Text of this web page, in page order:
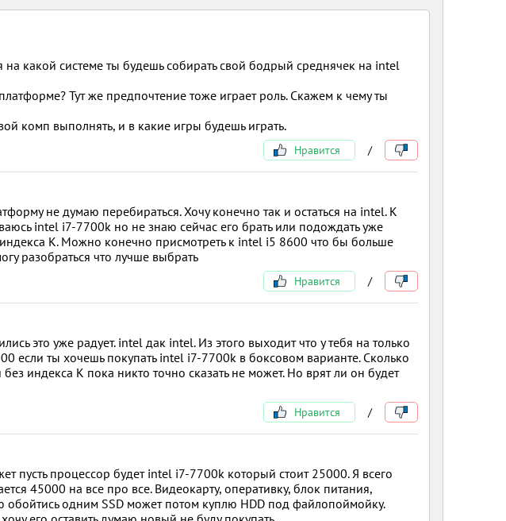
какой системе ты будешь собирать свой бодрый среднячек на intel
Тут же предпочтение тоже играет роль. Скажем к чему ты
комп выполнять, и в какие игры будешь играть.
Нравится /
не думаю перебираться. Хочу конечно так и остаться на intel. К
intel i7-7700k но не знаю сейчас его брать или подождать уже
K. Можно конечно присмотреть к intel i5 8600 что бы больше
разобраться что лучше выбрать
Нравится /
это уже радует. intel дак intel. Из этого выходит что у тебя на только
если ты хочешь покупать intel i7-7700k в боксовом варианте. Сколько
индекса K пока никто точно сказать не может. Но врят ли он будет
Нравится /
пусть процессор будет intel i7-7700k который стоит 25000. Я всего
45000 на все про все. Видеокарту, оперативку, блок питания,
обойтись одним SSD может потом куплю HDD под файлопоймойку.